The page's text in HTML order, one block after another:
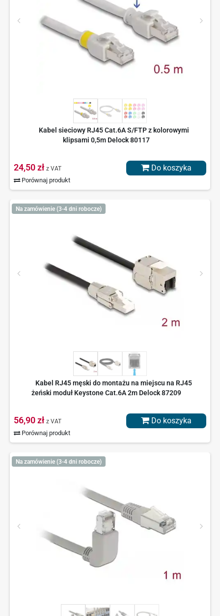
Kabel sieciowy RJ45 Cat.6A S/FTP z kolorowymi
klipsami 0,5m Delock 80117
24,50 zł z VAT
Porównaj produkt
Do koszyka
Na zamówienie (3-4 dni robocze)
Kabel RJ45 męski do montażu na miejscu na RJ45
żeński moduł Keystone Cat.6A 2m Delock 87209
56,90 zł z VAT
Porównaj produkt
Do koszyka
Na zamówienie (3-4 dni robocze)